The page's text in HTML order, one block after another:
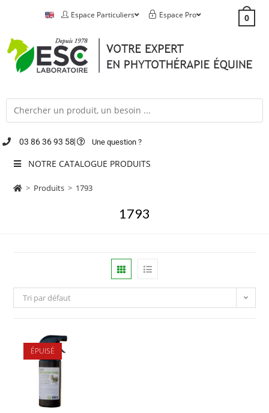
Espace Particuliers Espace Pro 0
03 86 36 93 58 Une question ?
NOTRE CATALOGUE PRODUITS
> Produits > 1793
1793
Tri par défaut
ÉPUISÉ